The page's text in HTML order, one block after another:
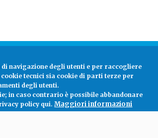
navigazione degli utenti e per raccogliere
tecnici sia cookie di parti terze per
degli utenti.
in caso contrario è possibile abbandonare
policy qui. Maggiori informazioni